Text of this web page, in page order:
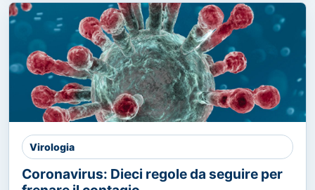
Virologia
Coronavirus: Dieci regole da seguire per